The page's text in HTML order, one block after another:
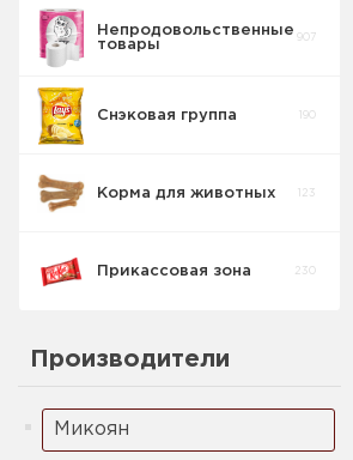
Непродовольственные
товары
907
Снэковая группа 190
Корма для животных 123
Для Кошек
Желеобразный
Для Собак
Желеобразный
Прикассовая зона 230
Производители
Микоян